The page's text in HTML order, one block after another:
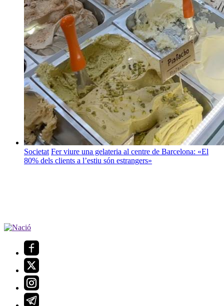
Societat Fer viure una gelateria al centre de Barcelona: «El
80% dels clients a l’estiu són estrangers»